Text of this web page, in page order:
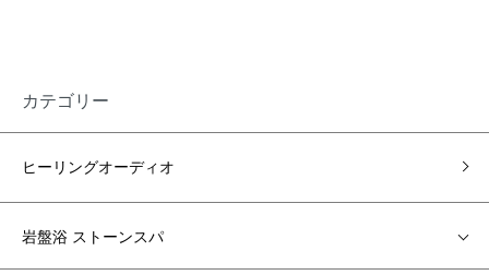
カテゴリー
ヒーリングオーディオ
岩盤浴 ストーンスパ